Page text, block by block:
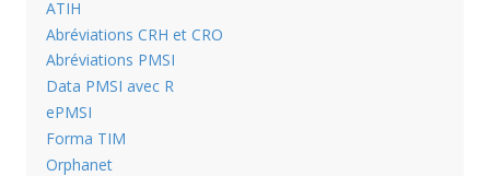
ATIH
Abréviations CRH et CRO
Abréviations PMSI
Data PMSI avec R
ePMSI
Forma TIM
Orphanet